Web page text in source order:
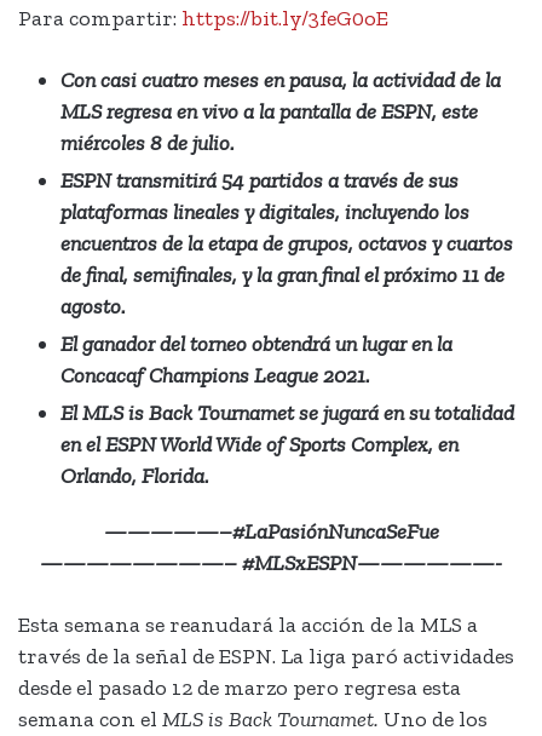
Para compartir: https://bit.ly/3feG0oE
Con casi cuatro meses en pausa, la actividad de la
MLS regresa en vivo a la pantalla de ESPN, este
miércoles 8 de julio.
ESPN transmitirá 54 partidos a través de sus
plataformas lineales y digitales, incluyendo los
encuentros de la etapa de grupos, octavos y cuartos
de final, semifinales, y la gran final el próximo 11 de
agosto.
El ganador del torneo obtendrá un lugar en la
Concacaf Champions League 2021.
El MLS is Back Tournamet se jugará en su totalidad
en el ESPN World Wide of Sports Complex, en
Orlando, Florida.
—————–#LaPasiónNuncaSeFue
————————– #MLSxESPN——————-
Esta semana se reanudará la acción de la MLS a
través de la señal de ESPN. La liga paró actividades
desde el pasado 12 de marzo pero regresa esta
semana con el MLS is Back Tournamet. Uno de los